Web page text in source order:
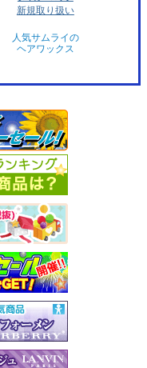
新規取り扱い
人気サムライの
ヘアワックス